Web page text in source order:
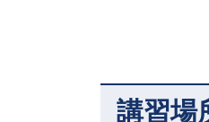
講習場